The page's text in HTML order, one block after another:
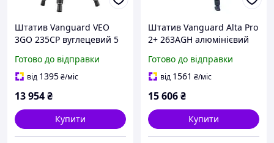
Штатив Vanguard VEO
3GO 235CP вуглецевий 5
максимальна висота 134
см легкий і компактний
Готово до відправки
від 1395₴/міс
13 954₴
Купити
Штатив Vanguard Alta Pro
2+ 263AGH алюмінієвий
голівка максимальна
висота 173.2 см
к
Готово до відправки
від 1561 ₴/міс
15 606₴
Купити